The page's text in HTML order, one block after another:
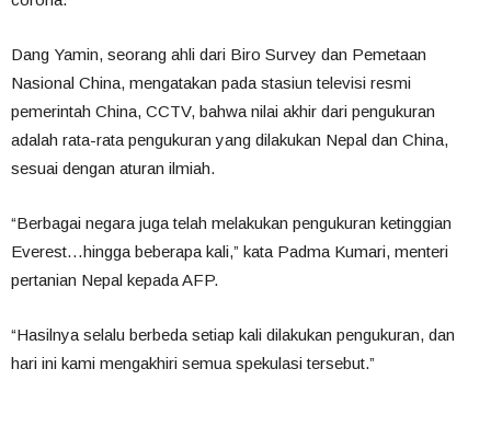
Dang Yamin, seorang ahli dari Biro Survey dan Pemetaan
Nasional China, mengatakan pada stasiun televisi resmi
pemerintah China, CCTV, bahwa nilai akhir dari pengukuran
adalah rata-rata pengukuran yang dilakukan Nepal dan China,
sesuai dengan aturan ilmiah.
“Berbagai negara juga telah melakukan pengukuran ketinggian
Everest…hingga beberapa kali,” kata Padma Kumari, menteri
pertanian Nepal kepada AFP.
“Hasilnya selalu berbeda setiap kali dilakukan pengukuran, dan
hari ini kami mengakhiri semua spekulasi tersebut.”